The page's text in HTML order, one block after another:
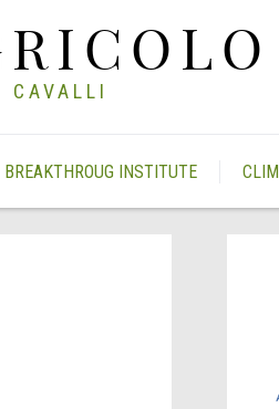
CAVALLI
BREAKTHROUG INSTITUTE